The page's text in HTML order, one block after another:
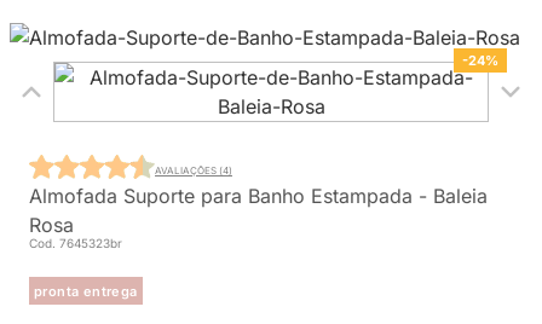
-24%
Almofada Suporte para Banho Estampada - Baleia
Rosa
Cod. 7645323br
pronta entrega
AVALIAÇÕES (4)